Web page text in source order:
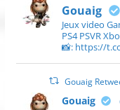
Gouaig
Jeux video
PS4 PSVR
📸: https://
Gouaig
Gouaig